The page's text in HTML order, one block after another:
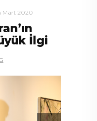
Mart 2020
İlgi